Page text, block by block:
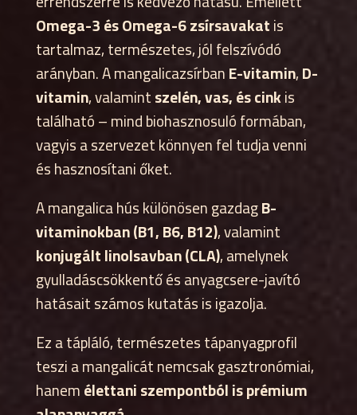
Omega-3 és Omega-6 zsírsavakatis
tartalmaz, természetes, jól felszívódó
arányban. A mangalicazsírbanE-vitamin,D-
vitamin, valamintszelén, vas, és cinkis
található – mind biohasznosuló formában,
vagyis a szervezet könnyen fel tudja venni
és hasznosítani őket.
A mangalica hús különösen gazdagB-
vitaminokban (B1, B6, B12), valamint
konjugált linolsavban (CLA), amelynek
gyulladáscsökkentő és anyagcsere-javító
hatásait számos kutatás is igazolja.
Ez a tápláló, természetes tápanyagprofil
teszi a mangalicát nemcsak gasztronómiai,
hanemélettani szempontból is prémium